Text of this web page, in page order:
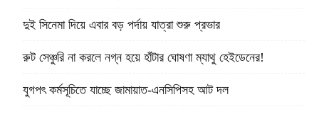
দুই সিনেমা দিয়ে এবার বড় পর্দায় যাত্রা শুরু প্রভার
রুট সেঞ্চুরি না করলে নগ্ন হয়ে হাঁটার ঘোষণা ম্যাথু হেইডেনের!
যুগপৎ কর্মসূচিতে যাচ্ছে জামায়াত-এনসিপিসহ আট দল